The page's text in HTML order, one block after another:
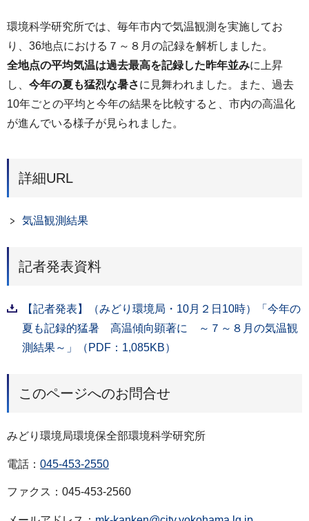
環境科学研究所では、毎年市内で気温観測を実施してお
り、36地点における７～８月の記録を解析しました。
全地点の平均気温は過去最高を記録した昨年並みに上昇
し、 今年の夏も猛烈な暑さに見舞われました。また、過去
10年ごとの平均と今年の結果を比較すると、市内の高温化
が進んでいる様子が見られました。
詳細URL
気温観測結果
記者発表資料
【記者発表】（みどり環境局・10月２日10時）「今年の
夏も記録的猛暑 高温傾向顕著に ～７～８月の気温観
測結果～」（PDF：1,085KB）
このページへのお問合せ
みどり環境局環境保全部環境科学研究所
電話： 045-453-2550
ファクス：045-453-2560